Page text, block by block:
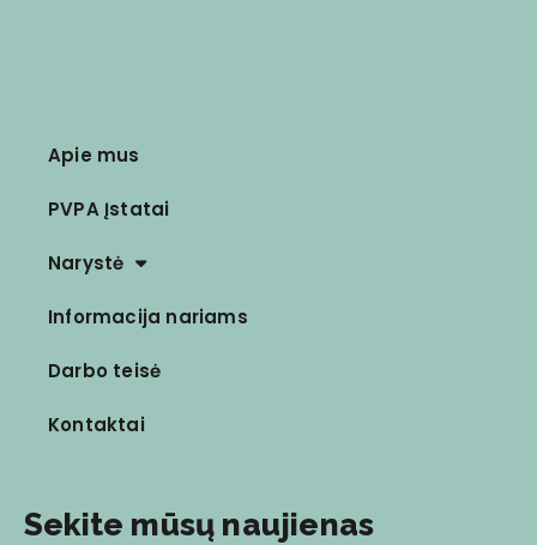
Apie mus
PVPA Įstatai
Narystė
Informacija nariams
Darbo teisė
Kontaktai
Sekite mūsų naujienas